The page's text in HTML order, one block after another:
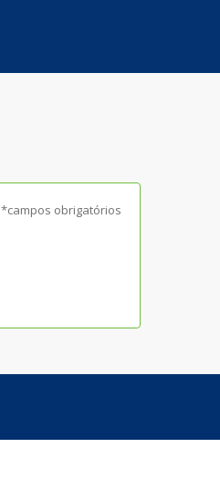
*campos obrigatórios